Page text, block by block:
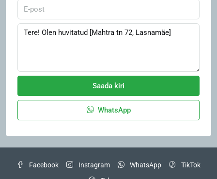
Saada kiri
WhatsApp
Facebook Instagram WhatsApp
TikTok